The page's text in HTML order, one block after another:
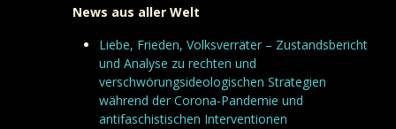
News aus aller Welt
Liebe, Frieden, Volksverräter – Zustandsbericht
und Analyse zu rechten und
verschwörungsideologischen Strategien
während der Corona-Pandemie und
antifaschistischen Interventionen